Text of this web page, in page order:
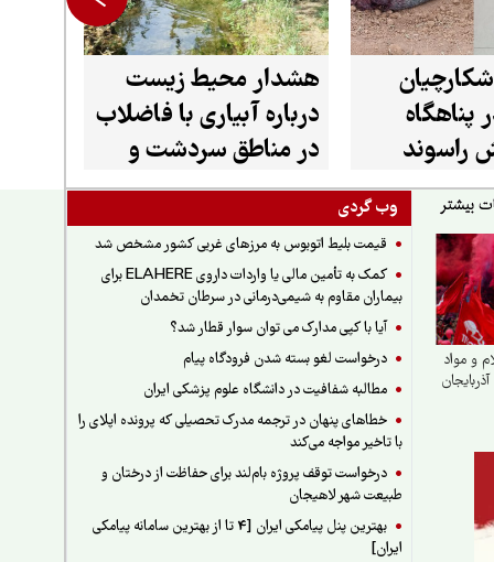
پناهگاه
راسوند
هشدار محیط زیست
درباره آبیاری با فاضلاب
در مناطق سردشت و
میرآباد
وب گردی
قیمت بلیط اتوبوس به مرزهای غربی کشور مشخص شد
کمک به تأمین مالی یا واردات داروی ELAHERE برای
بیماران مقاوم به شیمی‌درمانی در سرطان تخمدان
آیا با کپی مدارک می توان سوار قطار شد؟
درخواست لغو بسته شدن فرودگاه پیام
مطالبه شفافیت در دانشگاه علوم پزشکی ایران
خطاهای پنهان در ترجمه مدرک تحصیلی که پرونده اپلای را
با تاخیر مواجه می‌کند
درخواست توقف پروژه بام‌لند برای حفاظت از درختان و
طبیعت شهر لاهیجان
بهترین پنل پیامکی ایران [4 تا از بهترین سامانه پیامکی
ایران]
و مواد